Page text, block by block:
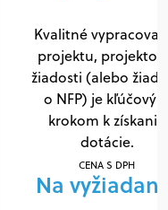
Kvalitné
projektu,
žiadosti (alebo
o NFP) je
krokom k získaniu
dotácie.
CENA S DPH
Na